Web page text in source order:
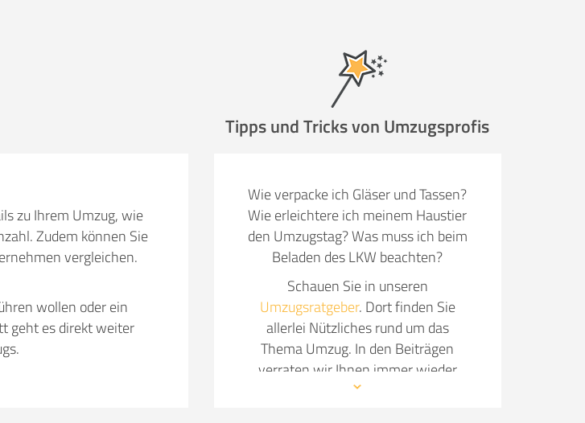
.
Mit Umzugsunternehmen
Stunden
Stunden
KOSTENSCHÄTZUNG:
€ -€
ICH MÖCHTE ANGEBOTE ANFORDERN
zu Ihrem Umzug, wie
Zudem können Sie
vergleichen.
wollen oder ein
geht es direkt weiter
Tipps und Tricks von Umzugsprofis
Wie verpacke ich Gläser und Tassen?
Wie erleichtere ich meinem Haustier
den Umzugstag? Was muss ich beim
Beladen des LKW beachten?
Schauen Sie in unseren
Umzugsratgeber. Dort finden Sie
allerlei Nützliches rund um das
Thema Umzug. In den Beiträgen
verraten wir Ihnen immer wieder
neue Details, wie Sie Ihren Umzug so